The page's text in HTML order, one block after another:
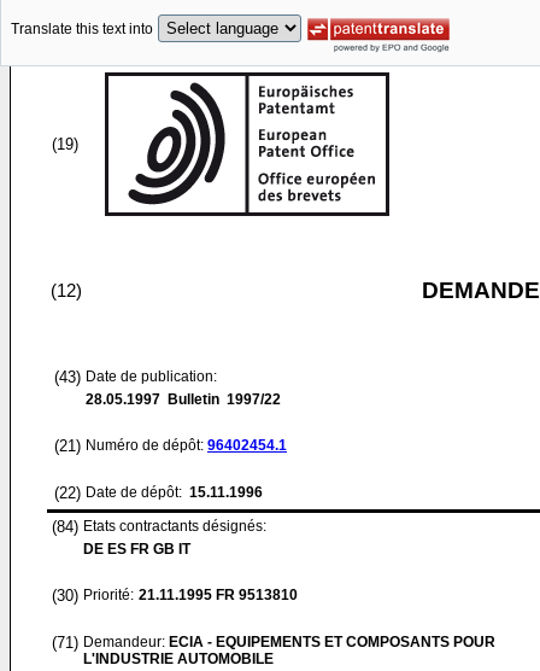
Translate this text into
(19)
(12)
(43) Date de publication:
28.05.1997 Bulletin 1997/22
(21) Numéro de dépôt: 96402454.1
(22) Date de dépôt: 15.11.1996
(84) Etats contractants désignés:
DE ES FR GB IT
(30) Priorité: 21.11.1995 FR 9513810
(71) Demandeur: ECIA - EQUIPEMENTS ET COMPOSANTS POUR
L'INDUSTRIE AUTOMOBILE